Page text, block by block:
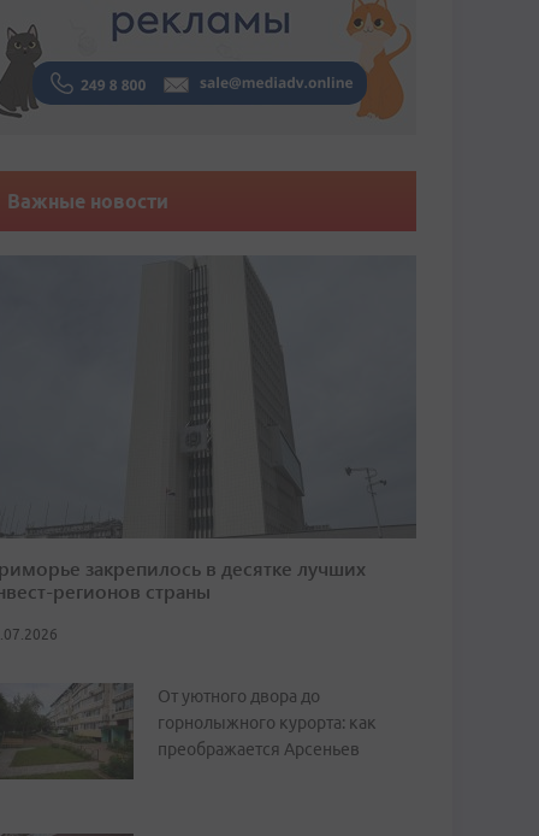
Важные новости
закрепилось в десятке лучших
регионов страны
От уютного двора до
горнолыжного курорта: как
преображается Арсеньев